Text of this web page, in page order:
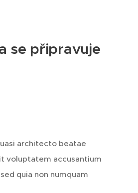
se připravuje
architecto beatae
voluptatem accusantium
quia non numquam